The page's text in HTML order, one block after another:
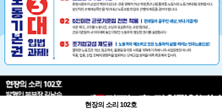
현장의 소리 102호